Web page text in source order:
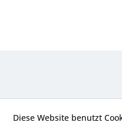
Diese Website benutzt